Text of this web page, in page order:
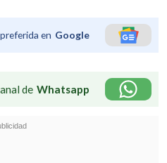
en Google
de Whatsapp